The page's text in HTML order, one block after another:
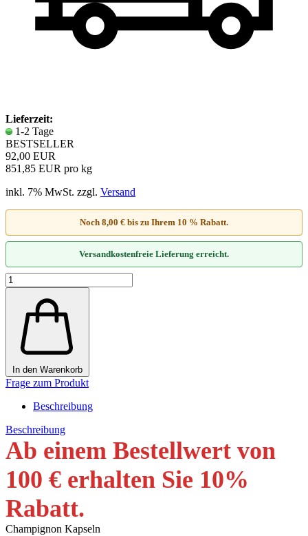
Lieferzeit:
1-2 Tage
BESTSELLER
92,00 EUR
851,85 EUR pro kg
inkl. 7% MwSt. zzgl. Versand
Noch 8,00 € bis zu Ihrem 10 % Rabatt.
Versandkostenfreie Lieferung erreicht.
In den Warenkorb
Frage zum Produkt
Beschreibung
Beschreibung
Ab einem Bestellwert von
100 € erhalten Sie 10%
Rabatt.
Champignon Kapseln